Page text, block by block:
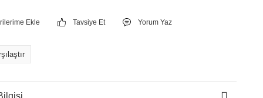
Tavsiye Et Yorum Yaz